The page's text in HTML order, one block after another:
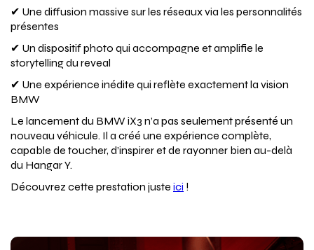
✔ Une diffusion massive sur les réseaux via les personnalités
présentes
✔ Un dispositif photo qui accompagne et amplifie le
storytelling du reveal
✔ Une expérience inédite qui reflète exactement la vision
BMW
Le lancement du BMW iX3 n’a pas seulement présenté un
nouveau véhicule. Il a créé une expérience complète,
capable de toucher, d’inspirer et de rayonner bien au-delà
du Hangar Y.
Découvrez cette prestation juste ici !